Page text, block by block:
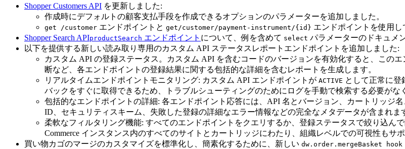
Shopper Customers API を更新しました:
作成時にデフォルトの顧客支払手段を作成できるオプションのパラメーターを追加しました。
get /customer エンドポイントと get/customer/payment-instrument/{id} エンドポイントを使用
Shopper Search APIproductSearch エンドポイント について、例を含めて select パラメーターのドキュメ
以下を提供する新しい読み取り専用のカスタム API ステータスレポートエンドポイントを追加しました:
カスタム API の登録ステータス。カスタム API を含むコードのバージョンを有効化すると、この
断など、各エンドポイントの登録結果に関する包括的な詳細を含むレポートを生成します。
リアルタイムエンドポイントモニタリング: カスタム API エンドポイントが ACTIVE として正常に登
バックをすぐに取得できるため、トラブルシューティングのためにログを手動で検索する必要がな
包括的なエンドポイントの詳細: 各エンドポイント応答には、API 名とバージョン、カートリッジ
ID、セキュリティスキーム、失敗した登録の詳細なエラー情報などの完全なメタデータが含まれま
柔軟なフィルタリング機能: すべてのエンドポイントをクエリするか、登録ステータスで絞り込ん
Commerce インスタンス内のすべてのサイトとカートリッジにわたり、組織レベルでの可視性もサ
買い物カゴのマージのカスタマイズを標準化し、簡素化するために、新しい dw.order.mergeBasket hook